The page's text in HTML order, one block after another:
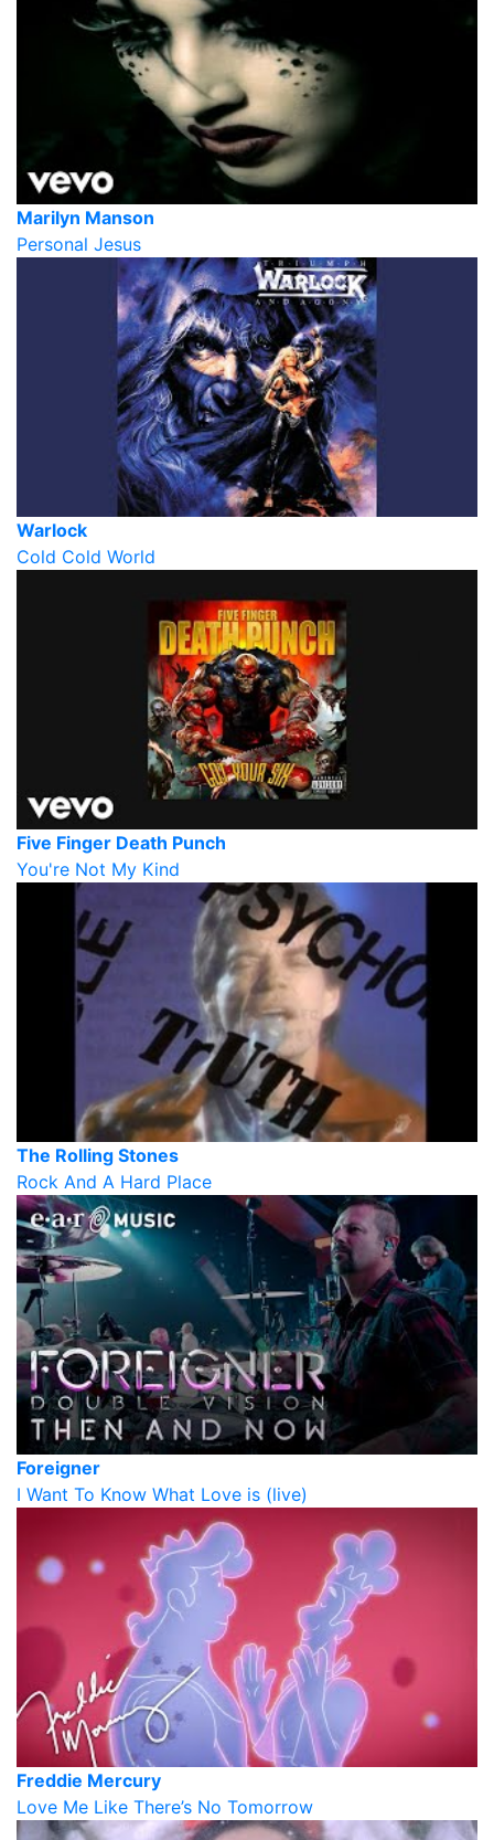
Marilyn Manson
Personal Jesus
Warlock
Cold Cold World
Five Finger Death Punch
You're Not My Kind
The Rolling Stones
Rock And A Hard Place
Foreigner
I Want To Know What Love is (live)
Freddie Mercury
Love Me Like There’s No Tomorrow